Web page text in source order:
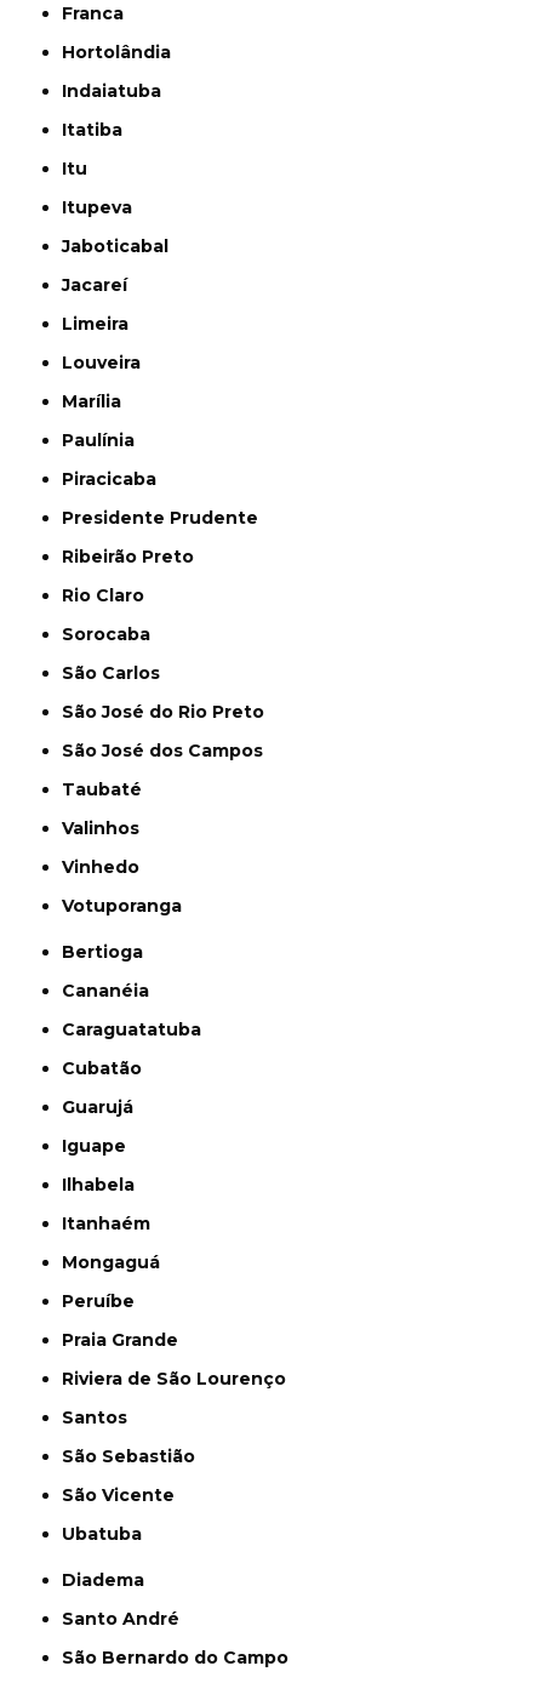
Franca
Hortolândia
Indaiatuba
Itatiba
Itu
Itupeva
Jaboticabal
Jacareí
Limeira
Louveira
Marília
Paulínia
Piracicaba
Presidente Prudente
Ribeirão Preto
Rio Claro
Sorocaba
São Carlos
São José do Rio Preto
São José dos Campos
Taubaté
Valinhos
Vinhedo
Votuporanga
Bertioga
Cananéia
Caraguatatuba
Cubatão
Guarujá
Iguape
Ilhabela
Itanhaém
Mongaguá
Peruíbe
Praia Grande
Riviera de São Lourenço
Santos
São Sebastião
São Vicente
Ubatuba
Diadema
Santo André
São Bernardo do Campo